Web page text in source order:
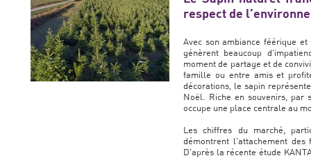
respect de
Avec son ambiance féérique
génèrent beaucoup
moment de partage et de
famille ou entre amis et
décorations, le sapin
Noël. Riche en souvenirs, par
occupe une place centrale au
Les chiffres du marché,
démontrent l'attachement
D'après la récente étude